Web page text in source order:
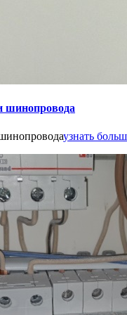
шинопровода
узнать